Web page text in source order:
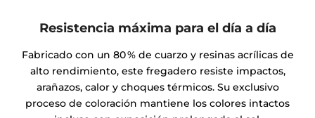
Resistencia máxima para el día a día
Fabricado con un 80 % de cuarzo y resinas acrílicas de
alto rendimiento, este fregadero resiste impactos,
arañazos, calor y choques térmicos. Su exclusivo
proceso de coloración mantiene los colores intactos